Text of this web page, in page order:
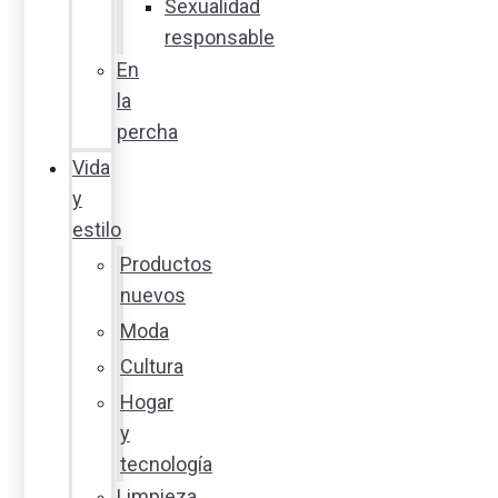
Sexualidad
responsable
En
la
percha
Vida
y
estilo
Productos
nuevos
Moda
Cultura
Hogar
y
tecnología